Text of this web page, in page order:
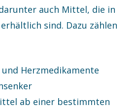
auch Mittel, die in
sind. Dazu zählen
Herzmedikamente
ab einer bestimmten